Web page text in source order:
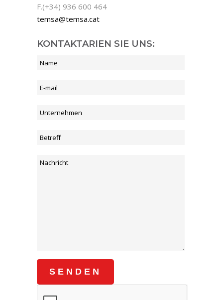
F.(+34) 936 600 464
temsa@temsa.cat
KONTAKTARIEN SIE UNS: